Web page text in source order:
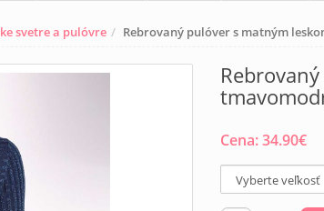
svetre a pulóvre Rebrovaný pulóver s matným
Cena:34.90€